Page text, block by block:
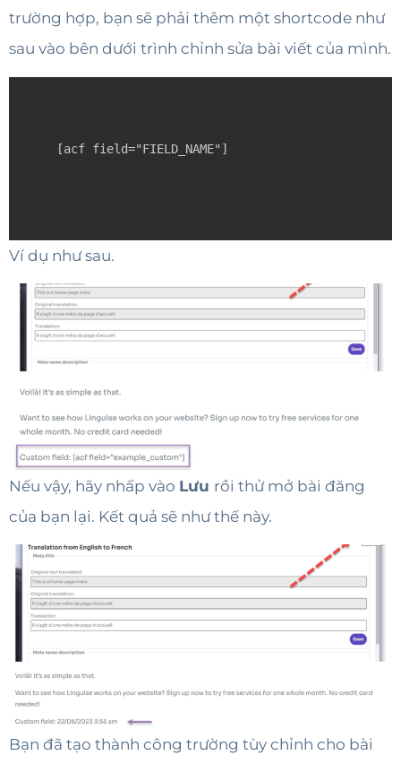
trường hợp, bạn sẽ phải thêm một shortcode như
sau vào bên dưới trình chỉnh sửa bài viết của mình.
[acf field="FIELD_NAME"]
Ví dụ như sau.
Nếu vậy, hãy nhấp vào Lưu rồi thử mở bài đăng
của bạn lại. Kết quả sẽ như thế này.
Bạn đã tạo thành công trường tùy chỉnh cho bài